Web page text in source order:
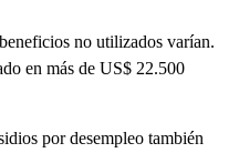
no utilizados varían.
en más de US$ 22.500
por desempleo también